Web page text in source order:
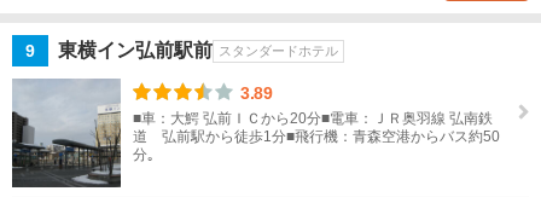
畿
国
四
9 東横イン弘前駅前 スタンダードホテル
3.89
■車：大鰐 弘前ＩＣから20分■電車：ＪＲ奥羽線 弘南鉄
道 弘前駅から徒歩1分■飛行機：青森空港からバス約50
分｡